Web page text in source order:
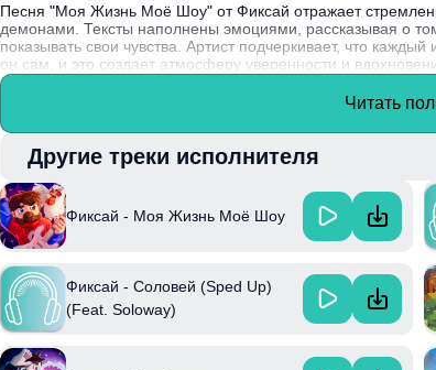
Песня "Моя Жизнь Моё Шоу" от Фиксай отражает
демонами. Тексты наполнены эмоциями, рассказывая о
показывать свои чувства. Артист подчеркивает, что
он сам, и это создает атмосферу уверенности и
Фиксай, известный своей оригинальной лирикой иЧитать
Другие треки исполнителя
Фиксай - Моя Жизнь Моё Шоу
Фиксай - Соловей (Sped Up)
(Feat. Soloway)